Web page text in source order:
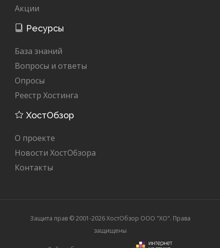
Акции
Ресурсы
База знаний
Вопросы и ответы
Опросы
Реестр Хостинга
ХостОбзор
О проекте
Новости ХостОбзора
Контакты
Защита прав © 2001-2026 ХостОбзор ООО "XO". Права
защищены